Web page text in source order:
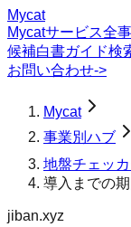
Mycat
Mycatサービス全
候補白書ガイド検
お問い合わせ->
Mycat
事業別ハブ
地盤チェッ
導入までの
jiban.xyz